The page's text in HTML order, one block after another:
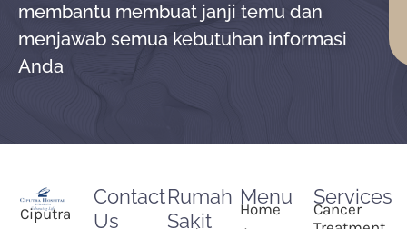
membantu membuat janji temu dan
menjawab semua kebutuhan informasi
Anda
Ciputra
Services
Cancer
Menu
Home
Rumah
Sakit
Contact
Us